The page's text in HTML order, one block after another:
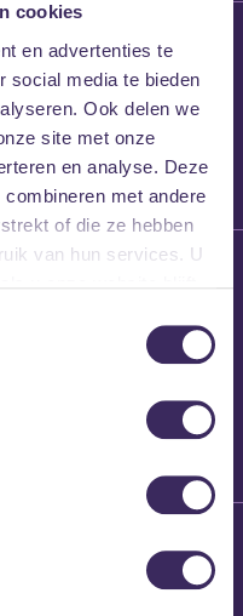
cookies
en advertenties te
social media te bieden
Ook delen we
site met onze
en analyse. Deze
met andere
of die ze hebben
van hun services. U
maart 2026
Blog:
Kalf
maart 2026
Vanneste